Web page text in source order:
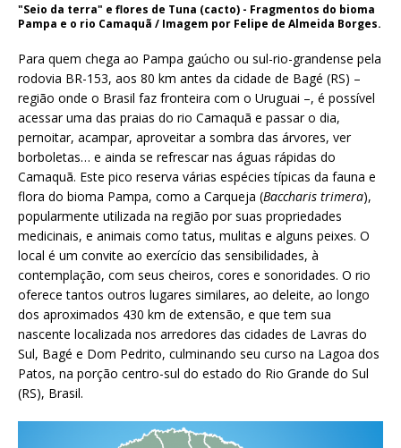
"Seio da terra" e flores de Tuna (cacto) - Fragmentos do bioma
Pampa e o rio Camaquã / Imagem por Felipe de Almeida Borges.
Para quem chega ao Pampa gaúcho ou sul-rio-grandense pela
rodovia BR-153, aos 80 km antes da cidade de Bagé (RS) –
região onde o Brasil faz fronteira com o Uruguai –, é possível
acessar uma das praias do rio Camaquã e passar o dia,
pernoitar, acampar, aproveitar a sombra das árvores, ver
borboletas… e ainda se refrescar nas águas rápidas do
Camaquã. Este pico reserva várias espécies típicas da fauna e
flora do bioma Pampa, como a Carqueja (Baccharis trimera),
popularmente utilizada na região por suas propriedades
medicinais, e animais como tatus, mulitas e alguns peixes. O
local é um convite ao exercício das sensibilidades, à
contemplação, com seus cheiros, cores e sonoridades. O rio
oferece tantos outros lugares similares, ao deleite, ao longo
dos aproximados 430 km de extensão, e que tem sua
nascente localizada nos arredores das cidades de Lavras do
Sul, Bagé e Dom Pedrito, culminando seu curso na Lagoa dos
Patos, na porção centro-sul do estado do Rio Grande do Sul
(RS), Brasil.